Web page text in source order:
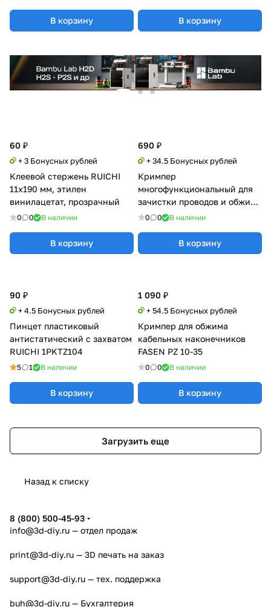
В корзину В корзину
60 ₽
+ 3 Бонусных рублей
Клеевой стержень RUICHI
11х190 мм, этилен
винилацетат, прозрачный
0 0 В наличии
В корзину
690 ₽
+ 34.5 Бонусных рублей
Кримпер
многофункциональный для
зачистки проводов и обжима
кабельных наконечников
0 0 В наличии
В корзину
90 ₽
+ 4.5 Бонусных рублей
Пинцет пластиковый
антистатический с захватом
RUICHI 1PKTZ104
5 1 В наличии
В корзину
1 090 ₽
+ 54.5 Бонусных рублей
Кримпер для обжима
кабельных наконечников
FASEN PZ 10-35
0 0 В наличии
В корзину
Загрузить еще
Назад к списку
8 (800) 500-45-93
info@3d-diy.ru — отдел продаж
print@3d-diy.ru — 3D печать на заказ
support@3d-diy.ru — тех. поддержка
buh@3d-diy.ru — Бухгалтерия